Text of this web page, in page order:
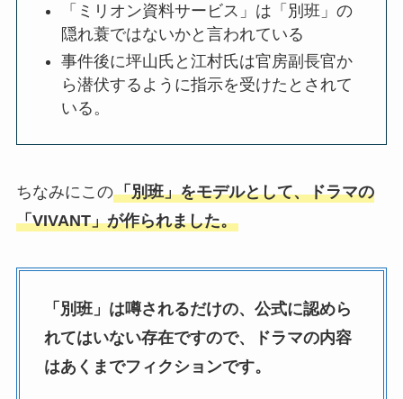
「ミリオン資料サービス」は「別班」の
隠れ蓑ではないかと言われている
事件後に坪山氏と江村氏は官房副長官か
ら潜伏するように指示を受けたとされて
いる。
ちなみにこの「別班」をモデルとして、ドラマの
「VIVANT」が作られました。
「別班」は噂されるだけの、公式に認めら
れてはいない存在ですので、ドラマの内容
はあくまでフィクションです。